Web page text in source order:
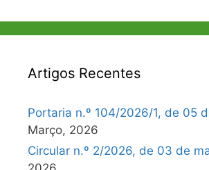
Artigos Recentes
Portaria n.º 104/2026/1, de 05
Março, 2026
Circular n.º 2/2026, de 03 de